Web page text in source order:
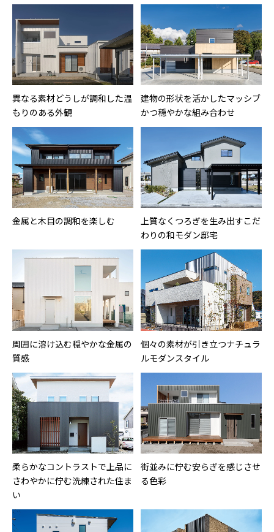
異なる素材どうしが調和した温
もりのある外観
建物の形状を活かしたマッシブ
かつ穏やかな組み合わせ
金属と木目の調和を楽しむ
上質なくつろぎを生み出すこだ
わりの和モダン邸宅
周囲に溶け込む穏やかな金属の
質感
個々の素材が引き立つナチュラ
ルモダンスタイル
柔らかなコントラストで上品に
さわやかに佇む洗練された住ま
い
街並みに佇む安らぎを感じさせ
る色彩